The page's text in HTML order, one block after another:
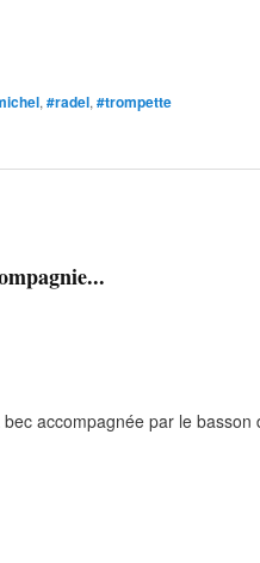
, #radel, #trompette
accompagnée par le basson